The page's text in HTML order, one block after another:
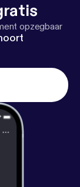
opzegbaar